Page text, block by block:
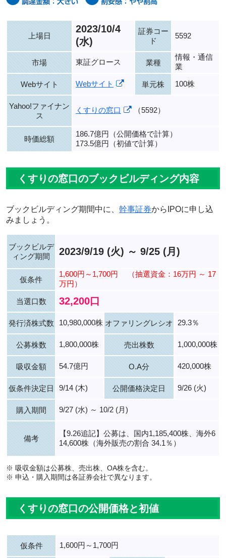
上場日
2023/10/4
(水)
証券コー
ド
5592
市場 東証グロース 業種
情報・通信
業
Webサイト Webサイト 単元株 100株
Yahoo!ファイナン
ス
くすりの窓口 （5592）
時価総額
186.7億円（公開価格で計算）
173.5億円（初値で計算）
くすりの窓口のブックビルディング内容
ブックビルディング期間中に、 幹事証券からIPOに申し込
みましょう。
ブックビルデ
ィング期間
2023/9/19 (火) ～ 9/25 (月)
仮条件
1,600円～1,700円
（抽選資金：16万円 ～ 17
万円）
当選口数 32,200口
発行済株式数 10,980,000株 オファリングレシオ 29.3％
公募株数 1,800,000株 売出株数 1,000,000株
吸収金額 54.7億円 O.A分 420,000株
仮条件決定日 9/14 (木) 公開価格決定日 9/26 (火)
購入期間 9/27 (水) ～ 10/2 (月)
備考
【9.26追記】公募は、国内1,185,400株、海外6
14,600株（海外販売の割合 34.1％）
※ 吸収金額は公募株、売出株、OA株を含む。
※ 申込・購入期間は各証券会社で異なります。
くすりの窓口の公開価格と初値
仮条件 1,600円～1,700円